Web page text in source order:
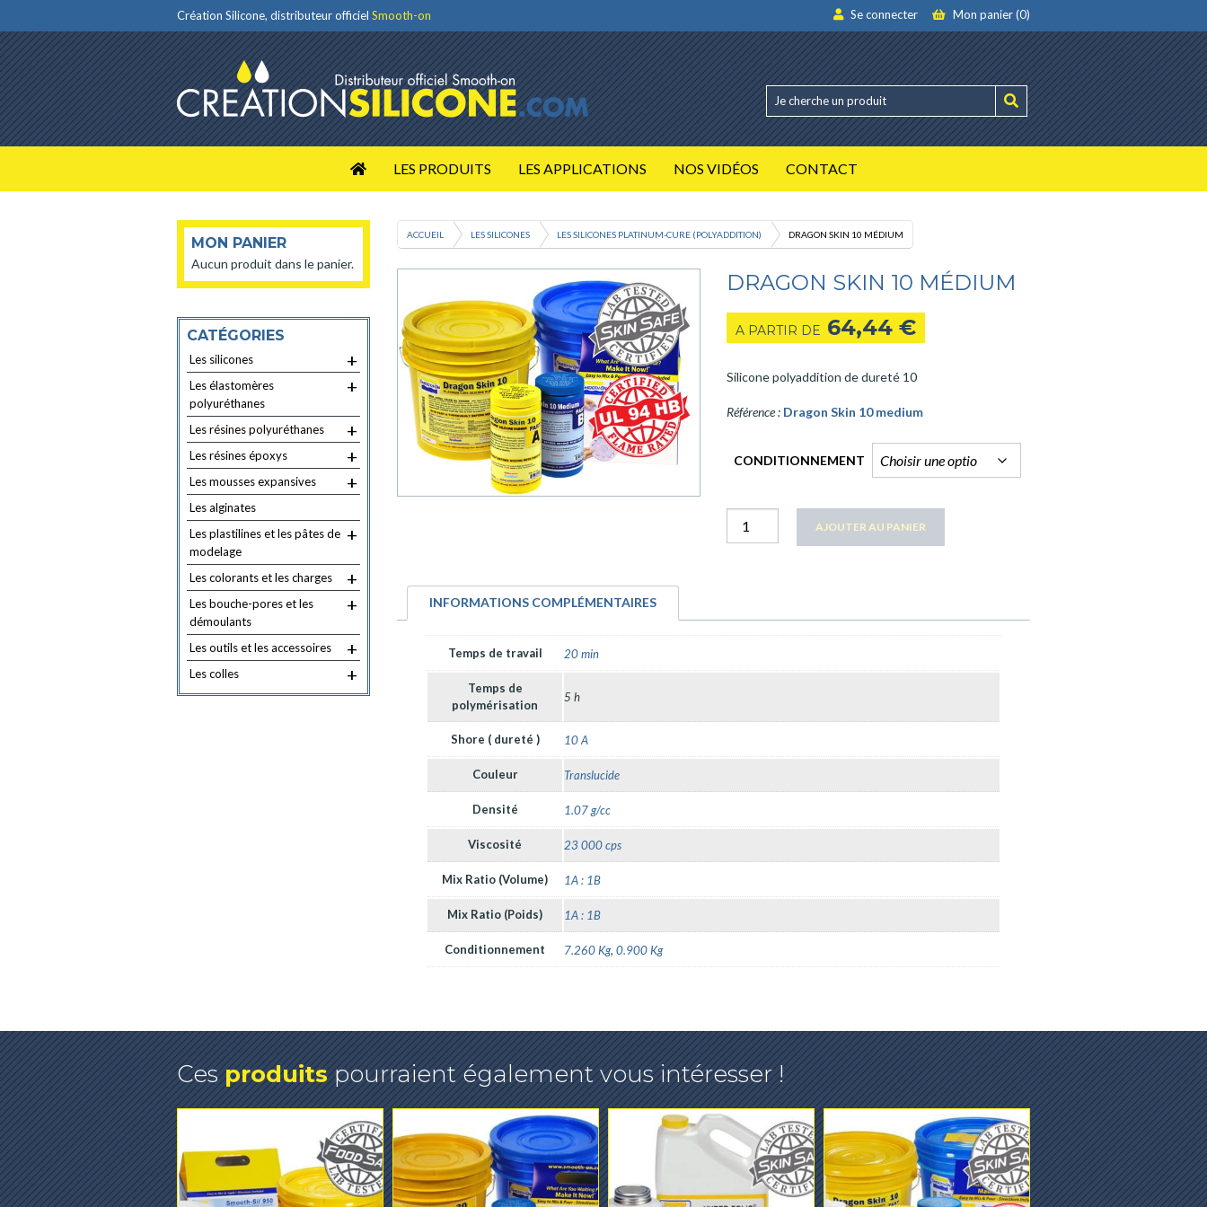
Création Silicone, distributeur officiel Smooth-on Se connecter Mon panier (0)
LES PRODUITS LES APPLICATIONS NOS VIDÉOS CONTACT
ACCUEIL LES SILICONES LES SILICONES PLATINUM-CURE (POLYADDITION) DRAGON SKIN 10 MÉDIUM
DRAGON SKIN 10 MÉDIUM
A PARTIR DE 64,44 €
Silicone polyaddition de dureté 10
Référence : Dragon Skin 10 medium
CONDITIONNEMENT
quantité
Dragon
AJOUTER AU PANIER
INFORMATIONS COMPLÉMENTAIRES
Temps de travail 20 min
Temps de
polymérisation
5 h
Shore ( dureté ) 10 A
Couleur Translucide
Densité 1.07 g/cc
Viscosité 23 000 cps
Mix Ratio (Volume) 1A : 1B
Mix Ratio (Poids) 1A : 1B
Conditionnement 7.260 Kg, 0.900 Kg
MON PANIER
Aucun produit dans le panier.
CATÉGORIES
+
Les silicones
+
Les élastomères
polyuréthanes
+
Les résines polyuréthanes
+
Les résines époxys
+
Les mousses expansives
Les alginates
+
Les plastilines et les pâtes de
modelage
+
Les colorants et les charges
+
Les bouche-pores et les
démoulants
+
Les outils et les accessoires
+
Les colles
Cesproduitspourraient également vous intéresser !